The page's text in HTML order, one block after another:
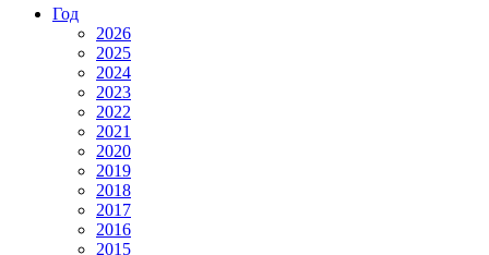
Год
2026
2025
2024
2023
2022
2021
2020
2019
2018
2017
2016
2015